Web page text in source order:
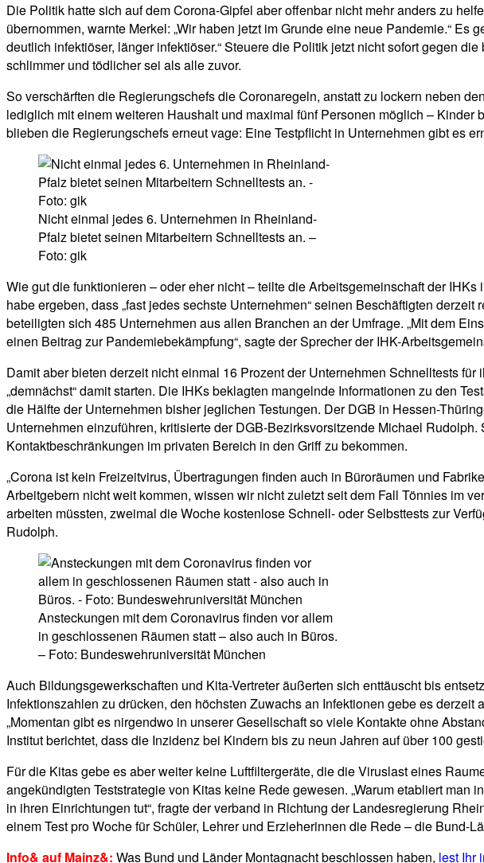
Die Politik hatte sich auf dem Corona-Gipfel aber offenbar nicht mehr anders zu
übernommen, warnte Merkel: „Wir haben jetzt im Grunde eine neue Pandemie.“
deutlich infektiöser, länger infektiöser.“ Steuere die Politik jetzt nicht sofort gegen
schlimmer und tödlicher sei als alle zuvor.
So verschärften die Regierungschefs die Coronaregeln, anstatt zu lockern neben
lediglich mit einem weiteren Haushalt und maximal fünf Personen möglich –
blieben die Regierungschefs erneut vage: Eine Testpflicht in Unternehmen gibt es
Nicht einmal jedes 6. Unternehmen in Rheinland-
Pfalz bietet seinen Mitarbeitern Schnelltests an. –
Foto: gik
Wie gut die funktionieren – oder eher nicht – teilte die Arbeitsgemeinschaft der
habe ergeben, dass „fast jedes sechste Unternehmen“ seinen Beschäftigten
beteiligten sich 485 Unternehmen aus allen Branchen an der Umfrage. „Mit dem
einen Beitrag zur Pandemiebekämpfung“, sagte der Sprecher der IHK-
Damit aber bieten derzeit nicht einmal 16 Prozent der Unternehmen Schnelltests
„demnächst“ damit starten. Die IHKs beklagten mangelnde Informationen zu den
die Hälfte der Unternehmen bisher jeglichen Testungen. Der DGB in Hessen-
Unternehmen einzuführen, kritisierte der DGB-Bezirksvorsitzende Michael
Kontaktbeschränkungen im privaten Bereich in den Griff zu bekommen.
„Corona ist kein Freizeitvirus, Übertragungen finden auch in Büroräumen und
Arbeitgebern nicht weit kommen, wissen wir nicht zuletzt seit dem Fall Tönnies im
arbeiten müssten, zweimal die Woche kostenlose Schnell- oder Selbsttests zur
Rudolph.
Ansteckungen mit dem Coronavirus finden vor allem
in geschlossenen Räumen statt – also auch in Büros.
– Foto: Bundeswehruniversität München
Auch Bildungsgewerkschaften und Kita-Vertreter äußerten sich enttäuscht bis
Infektionszahlen zu drücken, den höchsten Zuwachs an Infektionen gebe es
„Momentan gibt es nirgendwo in unserer Gesellschaft so viele Kontakte ohne
Institut berichtet, dass die Inzidenz bei Kindern bis zu neun Jahren auf über 100
Für die Kitas gebe es aber weiter keine Luftfiltergeräte, die die Viruslast eines
angekündigten Teststrategie von Kitas keine Rede gewesen. „Warum etabliert
in ihren Einrichtungen tut“, fragte der verband in Richtung der Landesregierung
einem Test pro Woche für Schüler, Lehrer und Erzieherinnen die Rede – die Bund-
Info& auf Mainz&: Was Bund und Länder Montagnacht beschlossen haben, lest Ihr